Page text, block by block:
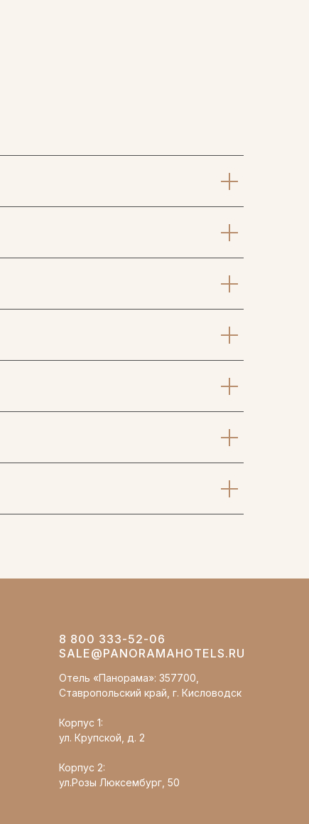
8 800 333-52-06
SALE@PANORAMAHOTELS.RU
Отель «Панорама»: 357700,
Ставропольский край, г. Кисловодск
Корпус 1:
ул. Крупской, д. 2
Корпус 2:
ул.Розы Люксембург, 50